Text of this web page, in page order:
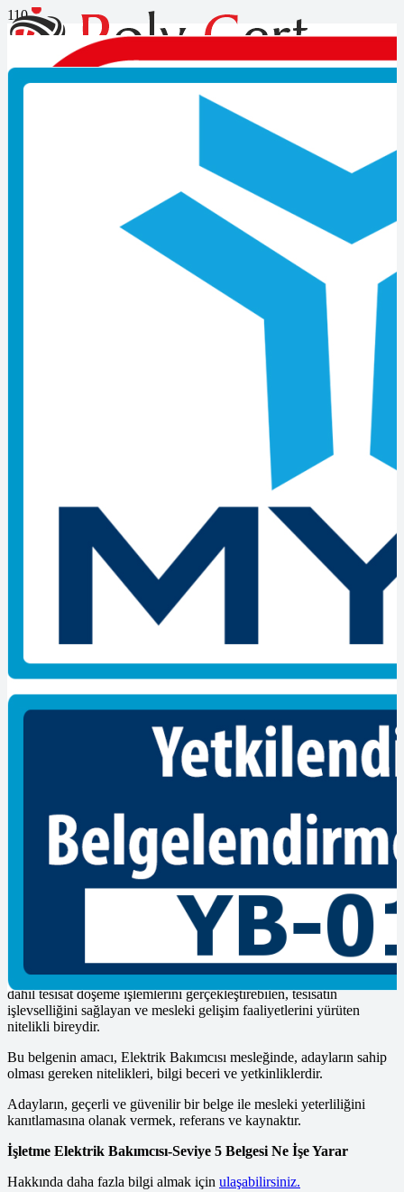
İşletme Elektrik Bakımcısı-
Seviye 5 Belgesi Ne İşe Yarar
İşletme Elektrik Bakımcısı-Seviye 5 Belgesi Ne İşe Yarar
POLY belge olarak size çoğu alanda hizmet sunmaktayız. Örnek
olarak MYK’nın ulusal yeterlilikte tanımlanan ölçme ve
değerlendirmeler sonucun da sonucu başarıyla geçen kişilere verilen
İşletme de elektrik bakımcısı olmak iş sağlığı ve güvenliği kuralarına
uyup çevre koruma ve kaliteli yönetim belgelerine uygun bir şekilde
elektriksel sistem ve donanımlar olarak bakım ve onarım kontrolünü
yapıp gerçekleştiren durumlarda kurulum ve aynı zamanda da
elektrik devresini sökülüp bakımını yapan kişidir. Bakım ve onarım
alanında tesisat ve donanım olarak meydana gelen arızaların
onarılmasını ve belirlenmesinin nedenlerini ve sorunun giderilmesini
bunların istenilen şekilde ve sürekli olarak çalışılmasını sağlayan
personele denir. Bakım onarım ve işlemleri tesisat ve donanımla
birlikte ölçümler ve kontroller yapar. Bunların yanı sıra elektrik
olmaktadır. İşlerin yapılması ve iş talimatlarını dikkate alıp
İşletme Elektrik Bakımcısı-Seviye 5 Belgesi Ne
Konusunda en etkili çözümler için sizler ile iletişime geçmek
istiyoruz. Detaylı sorularınızı bizlere yöneltebilirsiniz. Konu
hakkında detaylı bilgi alabilirsiniz.
Kişiler ne kadar bir meslek hakkında bilgili ve tecrübeli olsa da
bilgisini ve yeteneğini bir belgeyle kanıtlamak zorundadır. Bu
durumda POLY belge olarak sizin yanınızdayız ve en kaliteli,
güvenli hizmeti sunmaktayız. Daha fazla bilgi almak için bizimle
iletişime geçebilir veya takip edebilirsiniz.
Bu belgeye de verilen ad Mesleki Yeterlilik Belgesidir. Hazırlanmış
olan sınavlarda yetenek ve bilgi haricinde bilgi kısmı da çok
önemlidir.
Bireyin alacağı mesleki belgeyle ilgili koşul ve şartlar
tamamlanmışsa, yasal bir süreç doğrultusunda belgeyi almaya hak
İşletme Elektrik Bakımcısı-Seviye 5 iş sağlığı ve güvenliği, çevre
koruma ve kalite önlemlerini alarak, iş organizasyon yapan, hazırlık
dahil tesisat döşeme işlemlerini gerçekleştirebilen, tesisatın
işlevselliğini sağlayan ve mesleki gelişim faaliyetlerini yürüten
nitelikli bireydir.
Bu belgenin amacı, Elektrik Bakımcısı mesleğinde, adayların sahip
olması gereken nitelikleri, bilgi beceri ve yetkinliklerdir.
Adayların, geçerli ve güvenilir bir belge ile mesleki yeterliliğini
kanıtlamasına olanak vermek, referans ve kaynaktır.
İşletme Elektrik Bakımcısı-Seviye 5 Belgesi Ne İşe Yarar
Hakkında daha fazla bilgi almak için ulaşabilirsiniz.